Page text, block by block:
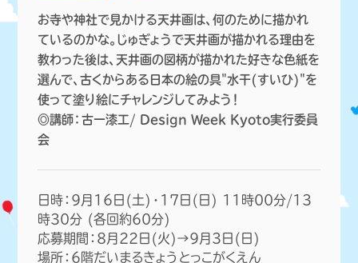
お寺や神社で見かける天井画は、何のために描かれ
ているのかな。じゅぎょうで天井画が描かれる理由を
教わった後は、天井画の図柄が描かれた好きな色紙を
選んで、古く からある日本の絵の具"水干(すいひ)"を
使って塗り絵にチャレンジしてみよう！
◎講師：古一漆工/ Design Week Kyoto実行委員
会
日時：9月16日(土)・17日(日) 11時00分/13
時30分 (各回約60分)
応募期間：8月22日(火)→9月3日(日)
場所：6階だいまるきょうとっこがくえん